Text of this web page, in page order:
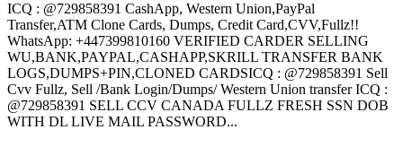
ICQ : @729858391 CashApp, Western Union,PayPal
Transfer,ATM Clone Cards, Dumps, Credit Card,CVV,Fullz!!
WhatsApp: +447399810160 VERIFIED CARDER SELLING
WU,BANK,PAYPAL,CASHAPP,SKRILL TRANSFER BANK
LOGS,DUMPS+PIN,CLONED CARDS​ ICQ : @729858391 Sell
Cvv Fullz, Sell /Bank Login/Dumps/ Western Union transfer ICQ :
@729858391 SELL CCV CANADA FULLZ FRESH SSN DOB
WITH DL LIVE MAIL PASSWORD...